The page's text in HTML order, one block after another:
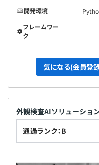
開発環境
フレームワー
ク
気になる(会員登
外観検査AIソリューショ
通過ランク：B